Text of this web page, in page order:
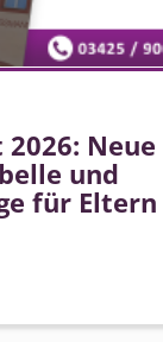
Neue
und
für Eltern